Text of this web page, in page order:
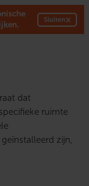
Sluiten×
dat
ruimte
zijn,